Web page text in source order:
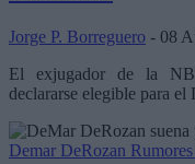
Jorge P. Borreguero - 08
El exjugador de la
declararse elegible para
Demar DeRozan